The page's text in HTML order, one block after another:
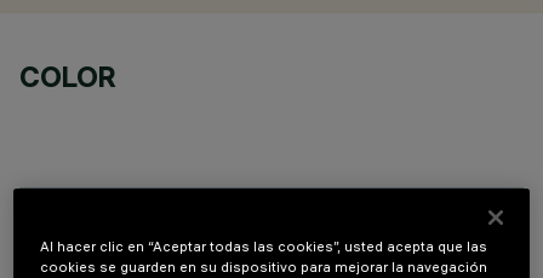
COLOR
COMPONENTES OPCIONALES
Al hacer clic en “Aceptar todas las cookies”, usted acepta que las
cookies se guarden en su dispositivo para mejorar la navegación